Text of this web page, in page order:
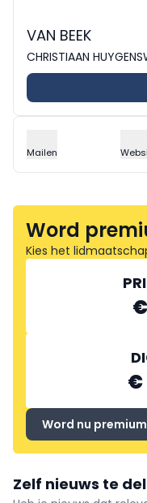
VAN BEEK
CHRISTIAAN
Mailen
Word
Kies het
€
Word nu
Zelf nieuws te